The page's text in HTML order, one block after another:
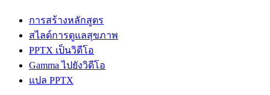
การสร้างหลักสูตร
สไลด์การดูแลสุขภาพ
PPTX เป็นวิดีโอ
Gamma ไปยังวิดีโอ
แปล PPTX